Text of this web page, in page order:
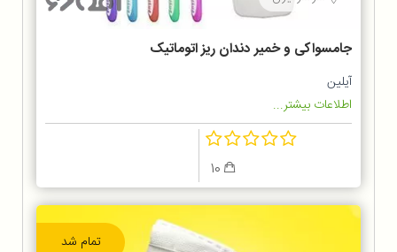
جامسواکی و خمیر دندان ریز اتوماتیک
آیلین
اطلاعات بیشتر...
تمام شد